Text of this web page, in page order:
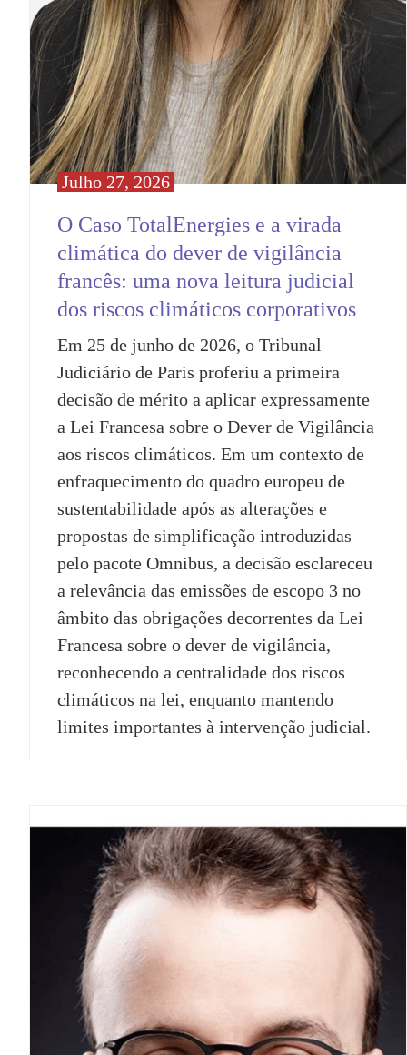
O Caso TotalEnergies e a virada
climática do dever de vigilância
francês: uma nova leitura judicial
dos riscos climáticos corporativos
Em 25 de junho de 2026, o Tribunal
Judiciário de Paris proferiu a primeira
decisão de mérito a aplicar expressamente
a Lei Francesa sobre o Dever de Vigilância
aos riscos climáticos. Em um contexto de
enfraquecimento do quadro europeu de
sustentabilidade após as alterações e
propostas de simplificação introduzidas
pelo pacote Omnibus, a decisão esclareceu
a relevância das emissões de escopo 3 no
âmbito das obrigações decorrentes da Lei
Francesa sobre o dever de vigilância,
reconhecendo a centralidade dos riscos
climáticos na lei, enquanto mantendo
limites importantes à intervenção judicial.
Julho 27, 2026